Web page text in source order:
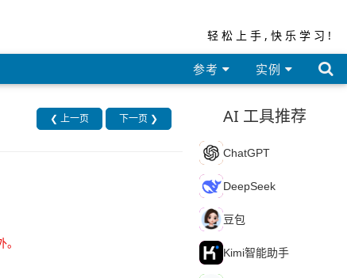
轻松上手,快乐学习!

实例
参考
❮ 上一页 下一页 ❯ AI 工具推荐
C ChatGPT
D DeepSeek
豆 豆包
K Kimi智能助手